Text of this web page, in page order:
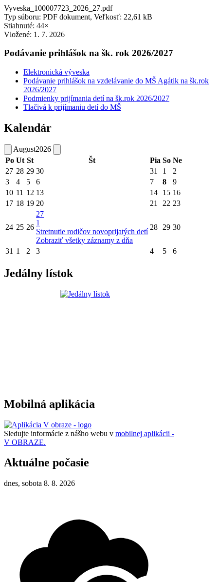
Vyveska_100007723_2026_27.pdf
Typ súboru: PDF dokument, Veľkosť: 22,61 kB
Stiahnuté: 44×
Vložené: 1. 7. 2026
Podávanie prihlášok na šk. rok 2026/2027
Elektronická výveska
Podávanie prihlášok na vzdelávanie do MŠ Agátik na šk.rok
2026/2027
Podmienky prijímania detí na šk.rok 2026/2027
Tlačivá k prijímaniu detí do MŠ
Kalendár
August2026
Po Ut St Št Pia So Ne
27 28 29 30 31 1
2
3
4 5 6 7 8
9
10 11 12 13 14 15 16
17 18 19 20 21 22 23
24 25 26
27
1
Stretnutie rodičov novoprijatých detí
Zobraziť všetky záznamy z dňa
28 29 30
31 1 2 3 4 5 6
Jedálny lístok
Mobilná aplikácia
Sledujte informácie z nášho webu v mobilnej aplikácii -
V OBRAZE.
Aktuálne počasie
dnes, sobota 8. 8. 2026